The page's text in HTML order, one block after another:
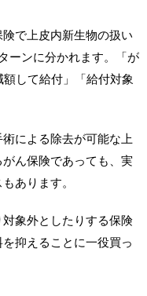
険で上皮内新生物の扱い
ーンに分かれます。「が
して給付」「給付対象
による除去が可能な上
ん保険であっても、実
あります。
象外としたりする保険
抑えることに一役買っ